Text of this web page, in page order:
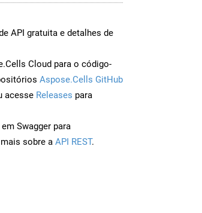
API gratuita e detalhes de
Cloud para o código-
Aspose.Cells GitHub
acesse Releases para
Swagger para
sobre a API REST.